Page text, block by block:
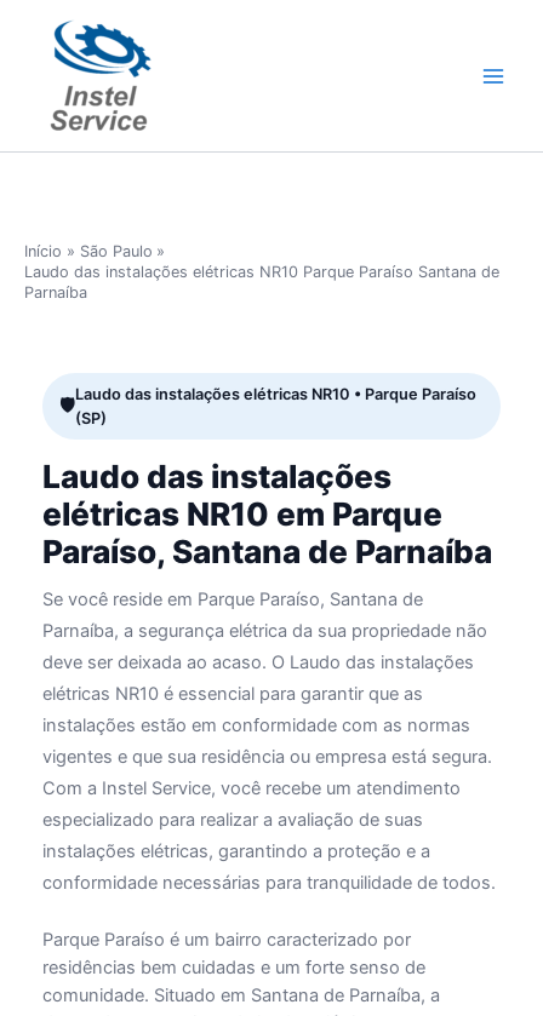
conteúdo
Início
São Paulo
Laudo das instalações elétricas NR10 Parque Paraíso Santana de
Parnaíba
Laudo das instalações elétricas NR10 • Parque Paraíso
(SP)
Laudo das instalações
elétricas NR10 em Parque
Paraíso, Santana de Parnaíba
Se você reside em Parque Paraíso, Santana de
Parnaíba, a segurança elétrica da sua propriedade não
deve ser deixada ao acaso. O Laudo das instalações
elétricas NR10 é essencial para garantir que as
instalações estão em conformidade com as normas
vigentes e que sua residência ou empresa está segura.
Com a Instel Service, você recebe um atendimento
especializado para realizar a avaliação de suas
instalações elétricas, garantindo a proteção e a
conformidade necessárias para tranquilidade de todos.
Parque Paraíso é um bairro caracterizado por
residências bem cuidadas e um forte senso de
comunidade. Situado em Santana de Parnaíba, a